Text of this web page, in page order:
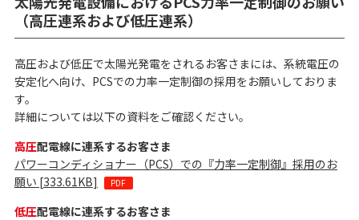
（高圧連系および低圧連系）
高圧および低圧で太陽光発電をされるお客さまには、系統電圧の
安定化へ向け、PCSでの力率一定制御の採用をお願いしておりま
す。
詳細については以下の資料をご確認ください。
高圧配電線に連系するお客さま
パワーコンディショナー（PCS）での『力率一定制御』採用のお
願い [333.61KB]
低圧配電線に連系するお客さま